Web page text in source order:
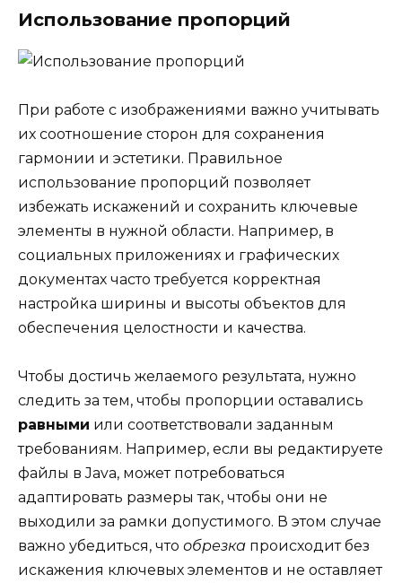
Использование пропорций
При работе с изображениями важно учитывать
их соотношение сторон для сохранения
гармонии и эстетики. Правильное
использование пропорций позволяет
избежать искажений и сохранить ключевые
элементы в нужной области. Например, в
социальных приложениях и графических
документах часто требуется корректная
настройка ширины и высоты объектов для
обеспечения целостности и качества.
Чтобы достичь желаемого результата, нужно
следить за тем, чтобы пропорции оставались
равными или соответствовали заданным
требованиям. Например, если вы редактируете
файлы в Java, может потребоваться
адаптировать размеры так, чтобы они не
выходили за рамки допустимого. В этом случае
важно убедиться, что обрезка происходит без
искажения ключевых элементов и не оставляет